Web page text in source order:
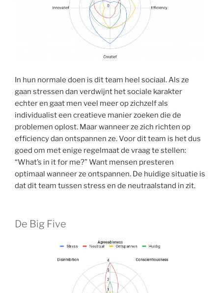
In hun normale doen is dit team heel sociaal. Als ze
gaan stressen dan verdwijnt het sociale karakter
echter en gaat men veel meer op zichzelf als
individualist een creatieve manier zoeken die de
problemen oplost. Maar wanneer ze zich richten op
efficiency dan ontspannen ze. Voor dit team is het dus
goed om met enige regelmaat de vraag te stellen:
“What’s in it for me?” Want mensen presteren
optimaal wanneer ze ontspannen. De huidige situatie is
dat dit team tussen stress en de neutraalstand in zit.
De Big Five